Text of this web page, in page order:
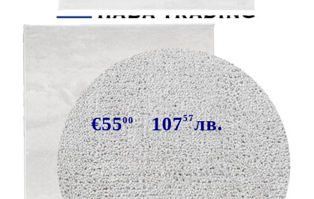
Килим OVIEDO с къс косъм, сив,
140x200 см
€5500 10757лв.
В наличност: 4 бр.